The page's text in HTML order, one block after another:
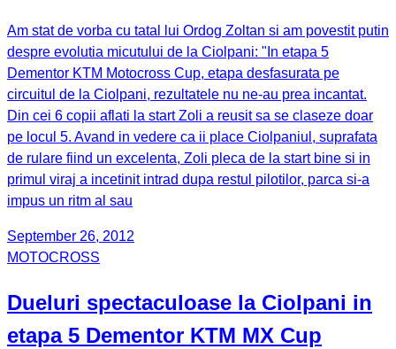
Am stat de vorba cu tatal lui Ordog Zoltan si am povestit putin
despre evolutia micutului de la Ciolpani: "In etapa 5
Dementor KTM Motocross Cup, etapa desfasurata pe
circuitul de la Ciolpani, rezultatele nu ne-au prea incantat.
Din cei 6 copii aflati la start Zoli a reusit sa se claseze doar
pe locul 5. Avand in vedere ca ii place Ciolpaniul, suprafata
de rulare fiind un excelenta, Zoli pleca de la start bine si in
primul viraj a incetinit intrad dupa restul pilotilor, parca si-a
impus un ritm al sau
September 26, 2012
MOTOCROSS
Dueluri spectaculoase la Ciolpani in
etapa 5 Dementor KTM MX Cup